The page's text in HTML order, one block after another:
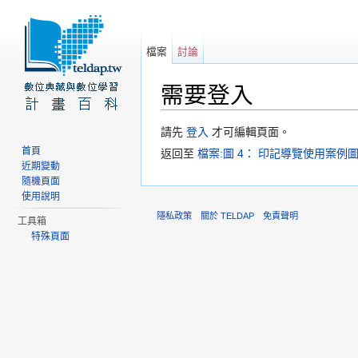
需要登入
請先 登入 才可編輯頁面。
返回至 檔案:圖 4： 印記導覽使用案例
檔案 討論
首頁
近期變動
隨機頁面
使用說明
工具箱
特殊頁面
隱私政策 關於 TELDAP 免責聲明